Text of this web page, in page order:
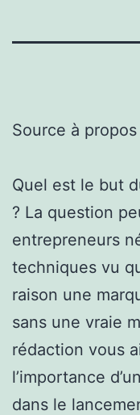
Source à
Quel est le but
? La question
entrepreneurs
techniques vu
raison une
sans une vraie
rédaction vous
l’importance
dans le